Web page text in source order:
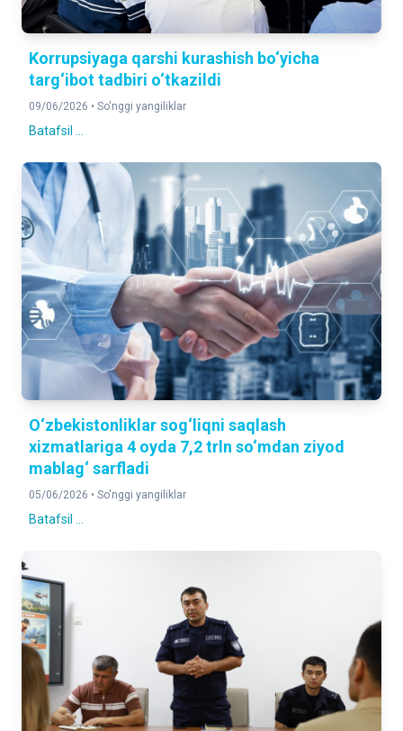
Korrupsiyaga qarshi kurashish bo‘yicha
targ‘ibot tadbiri o‘tkazildi
09/06/2026 • So'nggi yangiliklar
Batafsil ...
O‘zbekistonliklar sog‘liqni saqlash
xizmatlariga 4 oyda 7,2 trln so‘mdan ziyod
mablag‘ sarfladi
05/06/2026 • So'nggi yangiliklar
Batafsil ...